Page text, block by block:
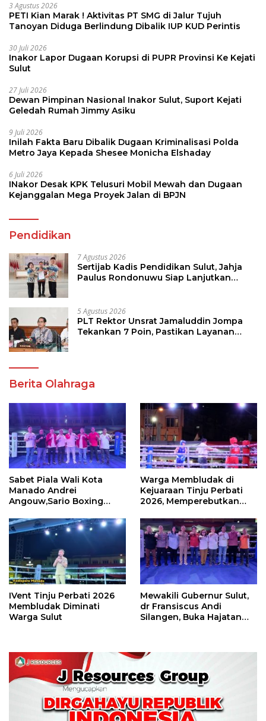
3 Agustus 2026
PETI Kian Marak ! Aktivitas PT SMG di Jalur Tujuh
Tanoyan Diduga Berlindung Dibalik IUP KUD Perintis
30 Juli 2026
Inakor Lapor Dugaan Korupsi di PUPR Provinsi Ke Kejati
Sulut
27 Juli 2026
Dewan Pimpinan Nasional Inakor Sulut, Suport Kejati
Geledah Rumah Jimmy Asiku
9 Juli 2026
Inilah Fakta Baru Dibalik Dugaan Kriminalisasi Polda
Metro Jaya Kepada Shesee Monicha Elshaday
6 Juli 2026
INakor Desak KPK Telusuri Mobil Mewah dan Dugaan
Kejanggalan Mega Proyek Jalan di BPJN
Pendidikan
7 Agustus 2026
Sertijab Kadis Pendidikan Sulut, Jahja
Paulus Rondonuwu Siap Lanjutkan
5 Agustus 2026
PLT Rektor Unsrat Jamaluddin Jompa
Tekankan 7 Poin, Pastikan Layanan
Berita Olahraga
Sabet Piala Wali Kota
Manado Andrei
Angouw,Sario Boxing
Perbati 2026
Warga Membludak di
Kejuaraan Tinju Perbati
2026, Memperebutkan
IVent Tinju Perbati 2026
Membludak Diminati
Warga Sulut
Mewakili Gubernur Sulut,
dr Fransiscus Andi
Silangen, Buka Hajatan